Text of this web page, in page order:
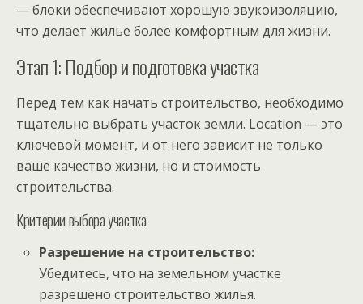
— блоки обеспечивают хорошую звукоизоляцию,
что делает жилье более комфортным для жизни.
Этап 1: Подбор и подготовка участка
Перед тем как начать строительство, необходимо
тщательно выбрать участок земли. Location — это
ключевой момент, и от него зависит не только
ваше качество жизни, но и стоимость
строительства.
Критерии выбора участка
Разрешение на строительство:
Убедитесь, что на земельном участке
разрешено строительство жилья.